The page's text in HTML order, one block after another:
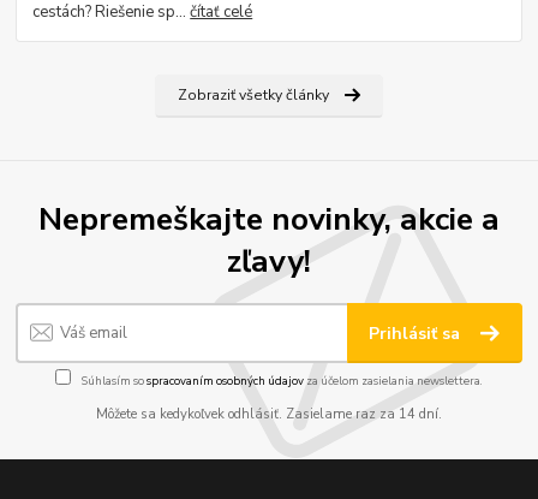
cestách? Riešenie sp...čítať celé
Zobraziť všetky články
Nepremeškajte novinky, akcie a
zľavy!
Prihlásiť sa
Súhlasím sospracovaním osobných údajov za účelom zasielania newslettera.
Môžete sa kedykoľvek odhlásiť. Zasielame raz za 14 dní.